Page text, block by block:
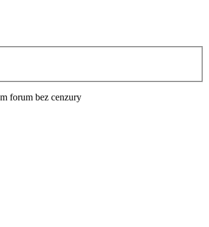
forum bez cenzury